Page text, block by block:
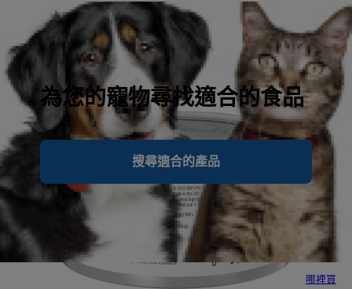
為您的寵物尋找適合的食品
搜尋適合的產品
哪裡買